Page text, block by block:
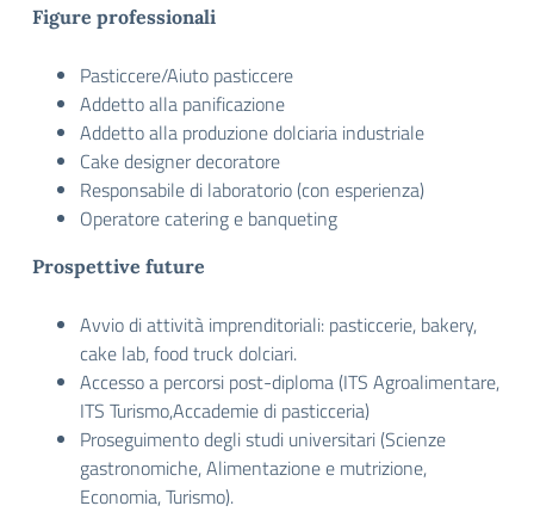
Figure professionali
Pasticcere/Aiuto pasticcere
Addetto alla panificazione
Addetto alla produzione dolciaria industriale
Cake designer decoratore
Responsabile di laboratorio (con esperienza)
Operatore catering e banqueting
Prospettive future
Avvio di attività imprenditoriali: pasticcerie, bakery,
cake lab, food truck dolciari.
Accesso a percorsi post-diploma (ITS Agroalimentare,
ITS Turismo,Accademie di pasticceria)
Proseguimento degli studi universitari (Scienze
gastronomiche, Alimentazione e mutrizione,
Economia, Turismo).